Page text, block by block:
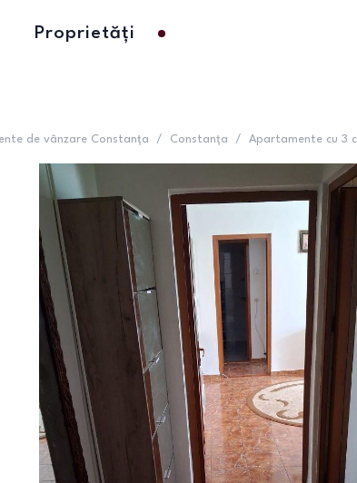
Proprietăți
de vânzare Constanța / Constanța / Apartamente cu 3